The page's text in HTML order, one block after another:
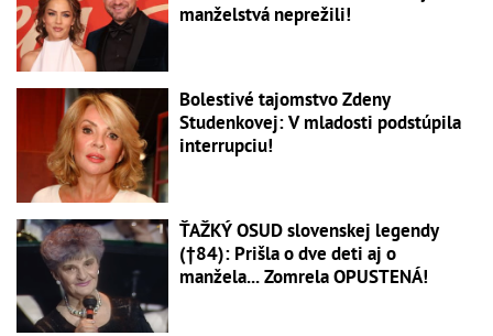
manželstvá neprežili!
Bolestivé tajomstvo Zdeny
Studenkovej: V mladosti podstúpila
interrupciu!
ŤAŽKÝ OSUD slovenskej legendy
(†84): Prišla o dve deti aj o
manžela... Zomrela OPUSTENÁ!